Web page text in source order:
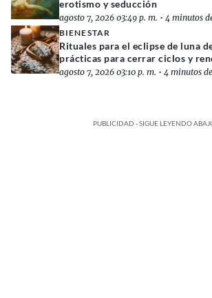
erotismo y seducción
agosto 7, 2026 03:49 p. m. • 4 minutos
BIENESTAR
Rituales para el eclipse de luna
prácticas para cerrar ciclos y
agosto 7, 2026 03:10 p. m. • 4 minutos
PUBLICIDAD - SIGUE LEYENDO